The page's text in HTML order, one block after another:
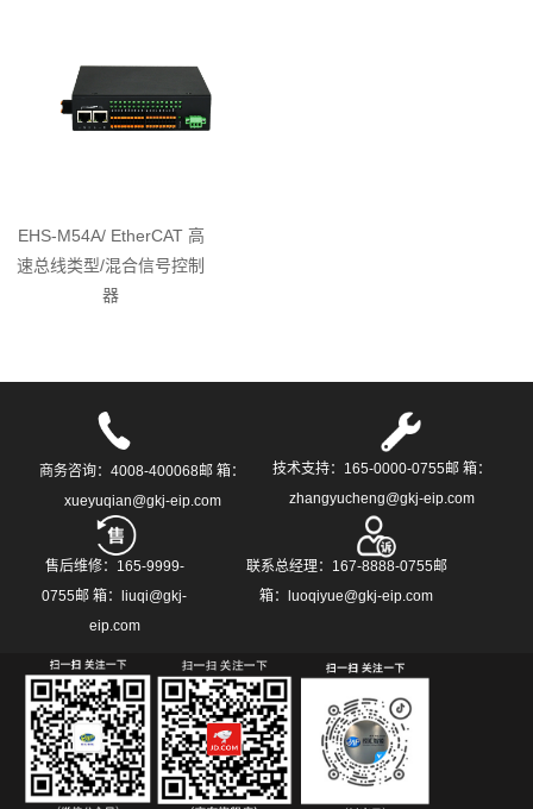
EHS-M54A/ EtherCAT 高
速总线类型/混合信号控制
器
商务咨询：4008-400068邮 箱：
xueyuqian@gkj-eip.com
技术支持：165-0000-0755邮 箱：
zhangyucheng@gkj-eip.com
售后维修：165-9999-
0755邮 箱：liuqi@gkj-
eip.com
联系总经理：167-8888-0755邮
箱：luoqiyue@gkj-eip.com